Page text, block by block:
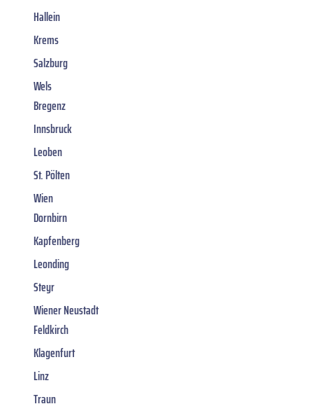
Hallein
Krems
Salzburg
Wels
Bregenz
Innsbruck
Leoben
St. Pölten
Wien
Dornbirn
Kapfenberg
Leonding
Steyr
Wiener Neustadt
Feldkirch
Klagenfurt
Linz
Traun